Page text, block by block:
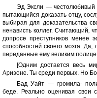
Эд Эксли — честолюбивый
пытающийся доказать отцу,
выбирая для доказательства
ненависть коллег. Считающий,
допросе преступников менее
способностей своего мозга.
переданные ему великим
[Одним достается весь
Аризоне. Ты среди первых. Но
Бад Уайт — громила-
беде. Реально оценивая свои